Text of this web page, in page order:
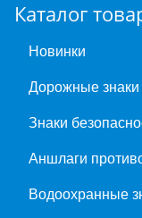
Каталог
Новинки
Дорожные знаки
Знаки
Аншлаги
Водоохранные